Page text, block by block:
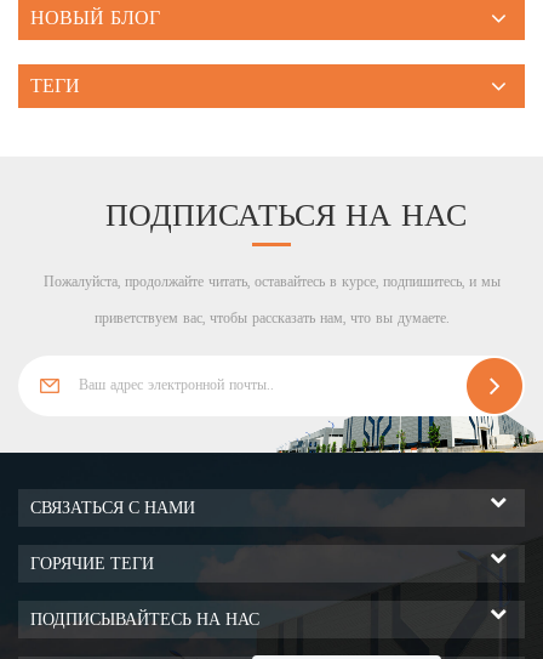
НОВЫЙ БЛОГ
ТЕГИ
ПОДПИСАТЬСЯ НА НАС
Пожалуйста, продолжайте читать, оставайтесь в курсе, подпишитесь, и мы
приветствуем вас, чтобы рассказать нам, что вы думаете.
СВЯЗАТЬСЯ С НАМИ
ГОРЯЧИЕ ТЕГИ
ПОДПИСЫВАЙТЕСЬ НА НАС